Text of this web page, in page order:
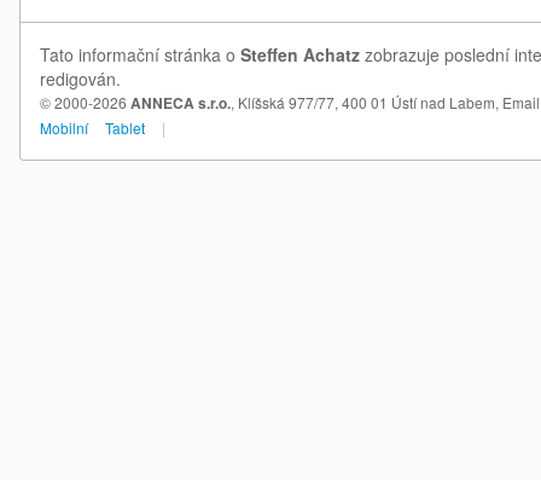
Tato informační stránka o Steffen Achatz zobrazuje poslední
redigován.
© 2000-2026 ANNECA s.r.o., Klíšská 977/77, 400 01 Ústí nad Labem,
Mobilní
Tablet |